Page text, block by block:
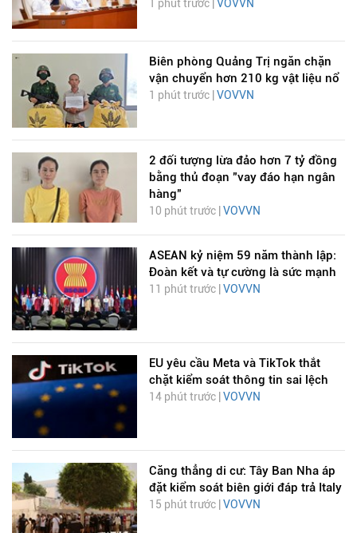
1 phút trước | VOVVN
Biên phòng Quảng Trị ngăn chặn
vận chuyển hơn 210 kg vật liệu nổ
1 phút trước |VOVVN
2 đối tượng lừa đảo hơn 7 tỷ đồng
bằng thủ đoạn "vay đáo hạn ngân
hàng"
10 phút trước | VOVVN
ASEAN kỷ niệm 59 năm thành lập:
Đoàn kết và tự cường là sức mạnh
11 phút trước | VOVVN
EU yêu cầu Meta và TikTok thắt
chặt kiểm soát thông tin sai lệch
14 phút trước |VOVVN
Căng thẳng di cư: Tây Ban Nha áp
đặt kiểm soát biên giới đáp trả Italy
15 phút trước | VOVVN